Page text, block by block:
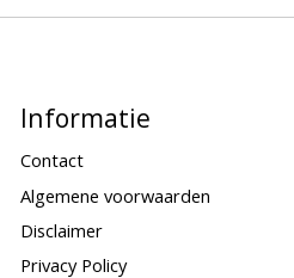
Informatie
Contact
Algemene voorwaarden
Disclaimer
Privacy Policy